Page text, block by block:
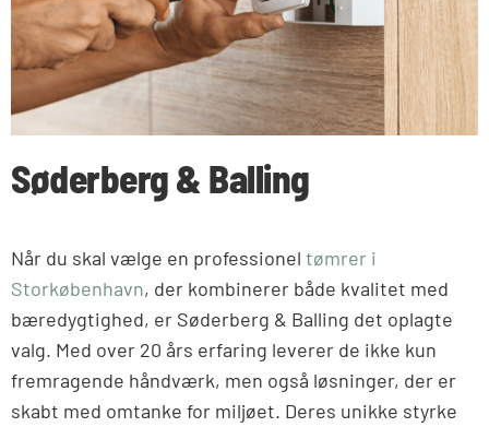
Søderberg & Balling
Når du skal vælge en professionel tømrer i
Storkøbenhavn, der kombinerer både kvalitet med
bæredygtighed, er Søderberg & Balling det oplagte
valg. Med over 20 års erfaring leverer de ikke kun
fremragende håndværk, men også løsninger, der er
skabt med omtanke for miljøet. Deres unikke styrke